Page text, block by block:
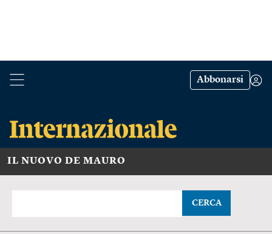
Abbonarsi
IL NUOVO DE MAURO
CERCA